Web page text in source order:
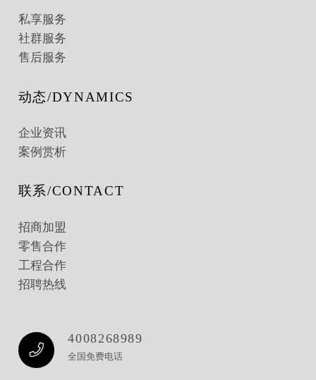
私享服务
社群服务
售后服务
动态/DYNAMICS
企业资讯
案例赏析
联系/CONTACT
招商加盟
零售合作
工程合作
招聘热线
4008268989
全国免费电话